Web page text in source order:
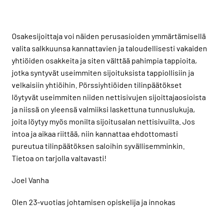
Osakesijoittaja voi näiden perusasioiden ymmärtämisellä
valita salkkuunsa kannattavien ja taloudellisesti vakaiden
yhtiöiden osakkeita ja siten välttää pahimpia tappioita,
jotka syntyvät useimmiten sijoituksista tappiollisiin ja
velkaisiin yhtiöihin. Pörssiyhtiöiden tilinpäätökset
löytyvät useimmiten niiden nettisivujen sijoittajaosioista
ja niissä on yleensä valmiiksi laskettuna tunnuslukuja,
joita löytyy myös monilta sijoitusalan nettisivuilta. Jos
intoa ja aikaa riittää, niin kannattaa ehdottomasti
pureutua tilinpäätöksen saloihin syvällisemminkin.
Tietoa on tarjolla valtavasti!
Joel Vanha
Olen 23-vuotias johtamisen opiskelija ja innokas